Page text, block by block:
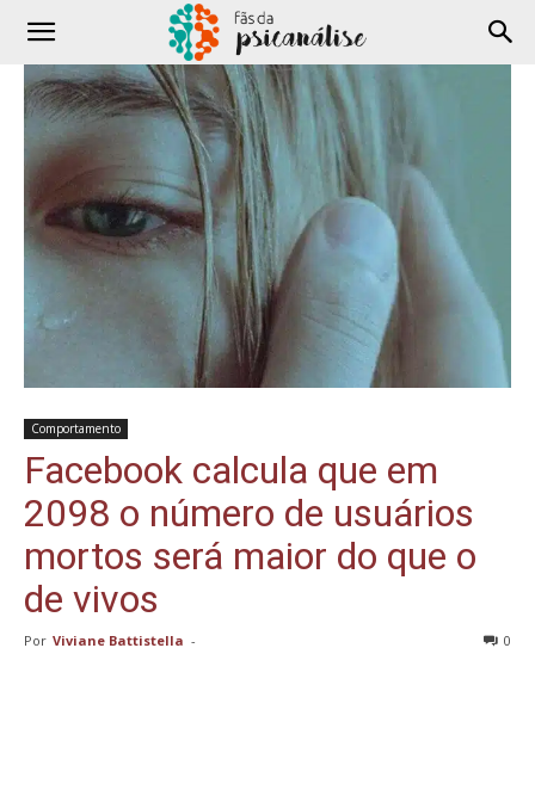
Comportamento
Facebook calcula que em
2098 o número de usuários
mortos será maior do que o
de vivos
Por Viviane Battistella - 0